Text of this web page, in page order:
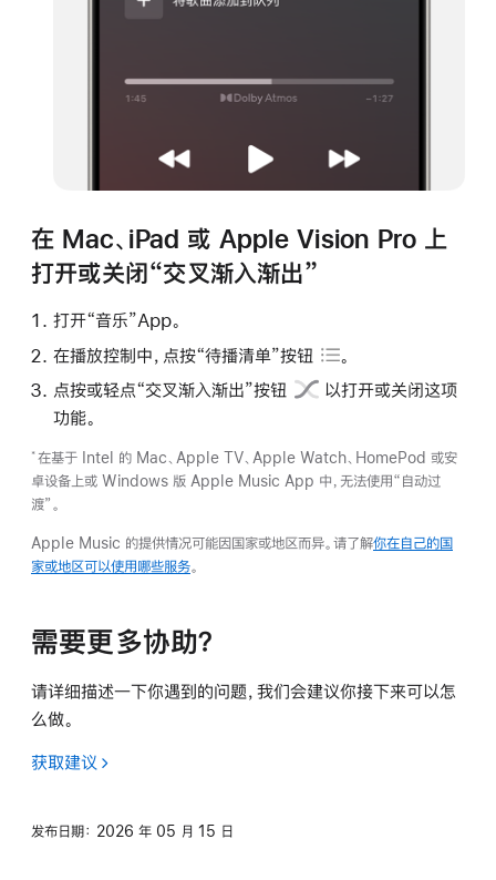
在 Mac、iPad 或 Apple Vision Pro 上
打开或关闭“交叉渐入渐出”
打开“音乐”App。
在播放控制中，点按“待播清单”按钮
。
点按或轻点“交叉渐入渐出”按钮
以打开或关闭这项
功能。
* 在基于 Intel 的 Mac、Apple TV、Apple Watch、HomePod 或安
卓设备上或 Windows 版 Apple Music App 中，无法使用“自动过
渡”。
Apple Music 的提供情况可能因国家或地区而异。请了解你在自己的国
家或地区可以使用哪些服务。
需要更多协助？
请详细描述一下你遇到的问题，我们会建议你接下来可以怎
么做。
获取建议
发布日期： 2026 年 05 月 15 日